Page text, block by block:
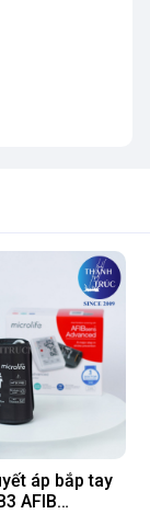
áp bắp tay
AFIB